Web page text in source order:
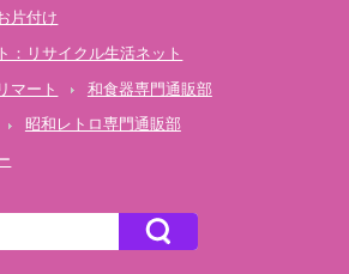
片付け
：リサイクル生活ネット
マート
和食器専門通販部
昭和レトロ専門通販部